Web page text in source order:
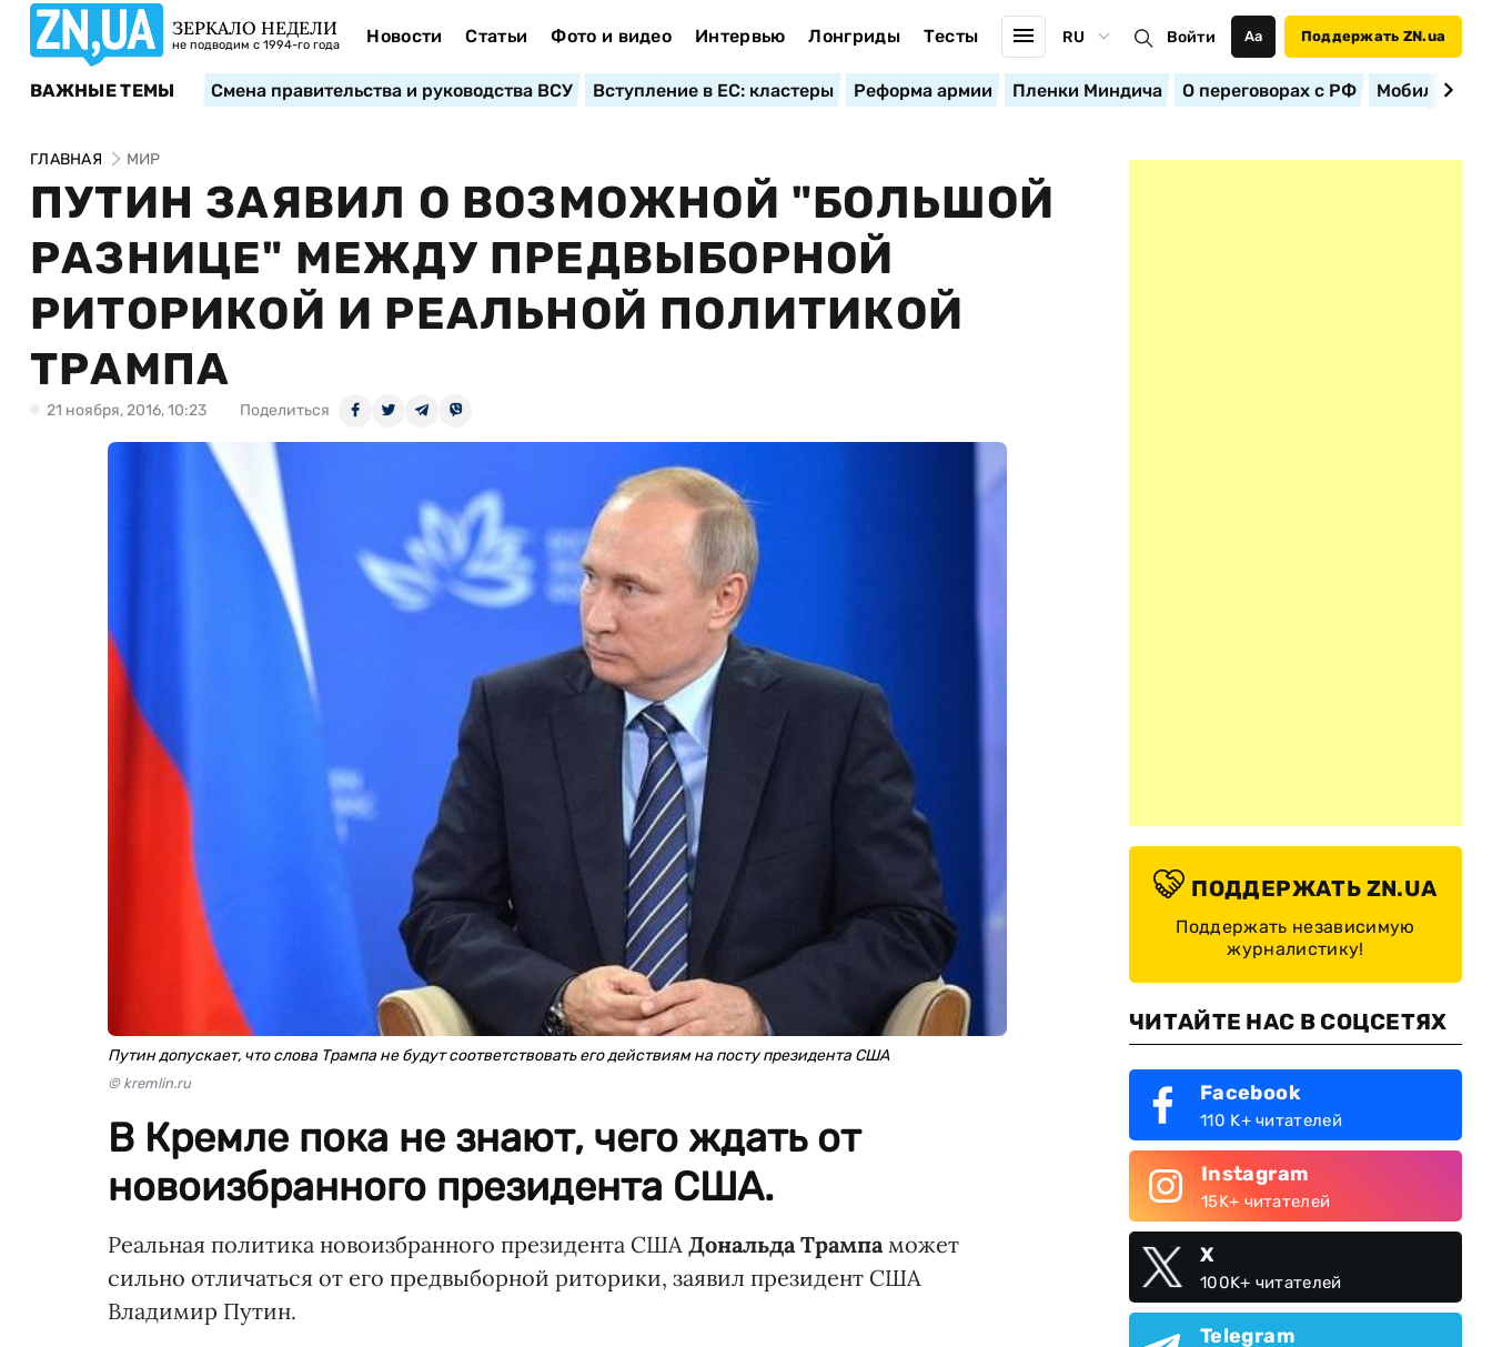
ЗЕРКАЛО НЕДЕЛИ
не подводим с 1994-го года Новости Статьи Фото и видео Интервью Лонгриды Тесты RU Войти Аа Поддержать ZN.ua
ВАЖНЫЕ ТЕМЫ Смена правительства и руководства ВСУ Вступление в ЕС: кластеры Реформа армии Пленки Миндича О переговорах с РФ
ГЛАВНАЯ МИР
ПУТИН ЗАЯВИЛ О ВОЗМОЖНОЙ "БОЛЬШОЙ
РАЗНИЦЕ" МЕЖДУ ПРЕДВЫБОРНОЙ
РИТОРИКОЙ И РЕАЛЬНОЙ ПОЛИТИКОЙ
ТРАМПА
21 ноября, 2016, 10:23 Поделиться
Путин допускает, что слова Трампа не будут соответствовать его действиям на посту президента США
© kremlin.ru
В Кремле пока не знают, чего ждать от
новоизбранного президента США.
Реальная политика новоизбранного президента США Дональда Трампа может
сильно отличаться от его предвыборной риторики, заявил президент США
Владимир Путин.
ПОДДЕРЖАТЬ ZN.UA
Поддержать независимую
журналистику!
ЧИТАЙТЕ НАС В СОЦСЕТЯХ
Facebook
110 K+ читателей
Instagram
15K+ читателей
X
100K+ читателей
Telegram